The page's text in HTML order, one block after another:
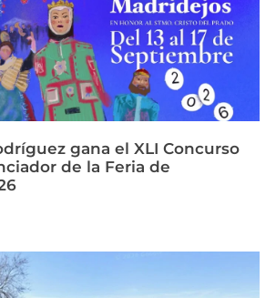
gana el XLI Concurso
de la Feria de